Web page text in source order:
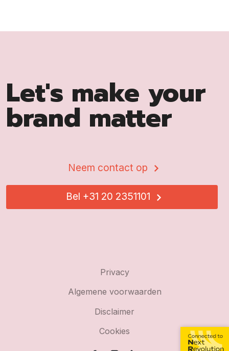
Let's make your
brand matter
Neem contact op
Bel +31 20 2351101
Privacy
Algemene voorwaarden
Disclaimer
Cookies